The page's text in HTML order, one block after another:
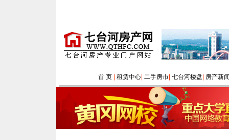
首 页| 租赁中心| 二手房市| 七台河楼盘 房产新